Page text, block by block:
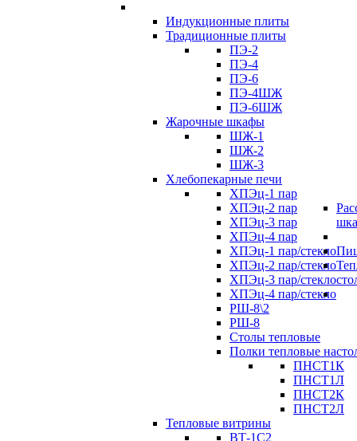
Индукционные плиты
Традиционные плиты
ПЭ-2
ПЭ-4
ПЭ-6
ПЭ-4ШЖ
ПЭ-6ШЖ
Жарочные шкафы
ШЖ-1
ШЖ-2
ШЖ-3
Хлебопекарные печи
ХПЭц-1 пар
ХПЭц-2 пар
ХПЭц-3 пар
ХПЭц-4 пар
ХПЭц-1 пар/стекло
ХПЭц-2 пар/стекло
ХПЭц-3 пар/стекло
ХПЭц-4 пар/стекло
РШ-8\2
РШ-8
Столы тепловые
Полки тепловые
ПНСТ1К
ПНСТ1Л
ПНСТ2К
ПНСТ2Л
Тепловые витрины
ВТ-1С2